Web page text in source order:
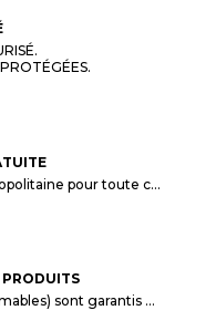
Livraison gratuite en France métropolitaine pour toute commande supérieure à 29,90€.
PRODUITS
Tous vos matériels (hors consommables) sont garantis 3 mois à partir de la date d'achat